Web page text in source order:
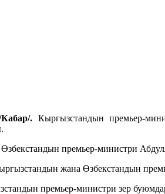
. Кыргызстандын премьер-
премьер-министри
жана Өзбекстандын
премьер-министри зер